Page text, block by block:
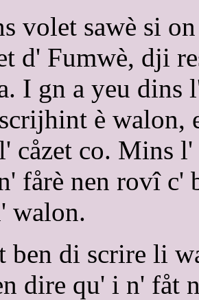
volet sawè si
d' Fumwè, dji
I gn a yeu dins
è walon,
cåzet co. Mins l'
fårè nen rovî c'
walon.
ben di scrire li
dire qu' i n' fåt